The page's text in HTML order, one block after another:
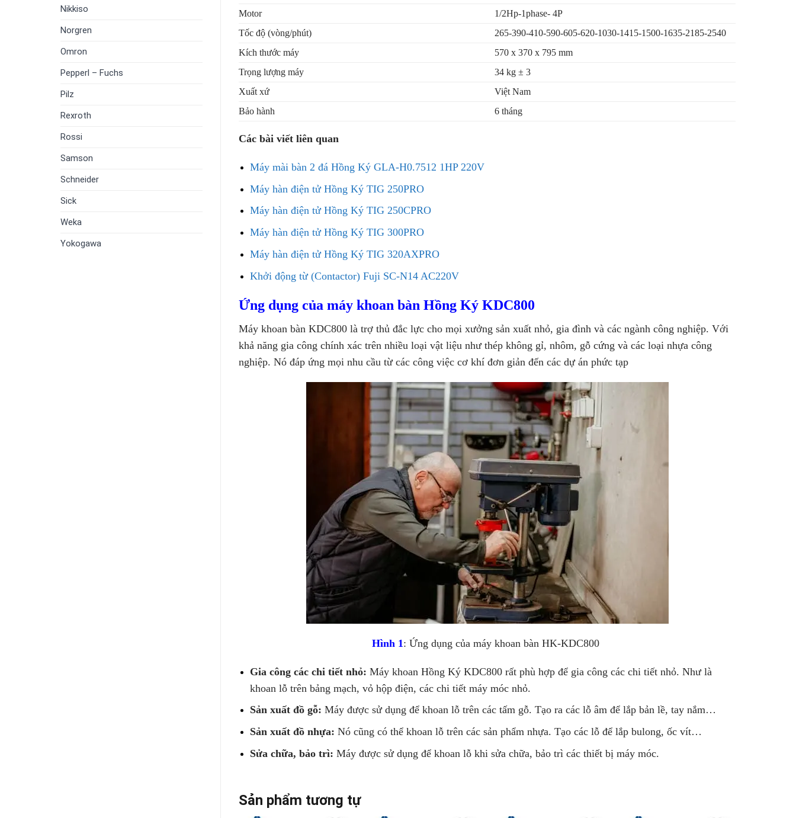
Nikkiso
Norgren
Omron
Pepperl – Fuchs
Pilz
Rexroth
Rossi
Samson
Schneider
Sick
Weka
Yokogawa
Motor
1/2Hp-1phase- 4P
Tốc độ (vòng/phút)
265-390-410-590-605-620-1030-1415-1500-1635-2185-2540
Kích thước máy
570 x 370 x 795 mm
Trọng lượng máy
34 kg ± 3
Xuất xứ
Việt Nam
Bảo hành
6 tháng
Các bài viết liên quan
Máy mài bàn 2 đá Hồng Ký GLA-H0.7512 1HP 220V
Máy hàn điện tử Hồng Ký TIG 250PRO
Máy hàn điện tử Hồng Ký TIG 250CPRO
Máy hàn điện tử Hồng Ký TIG 300PRO
Máy hàn điện tử Hồng Ký TIG 320AXPRO
Khởi động từ (Contactor) Fuji SC-N14 AC220V
Ứng dụng của máy khoan bàn Hồng Ký KDC800
Máy khoan bàn KDC800 là trợ thủ đắc lực cho mọi xưởng sản xuất nhỏ, gia đình và các ngành công nghiệp. Với
khả năng gia công chính xác trên nhiều loại vật liệu như thép không gỉ, nhôm, gỗ cứng và các loại nhựa công
nghiệp. Nó đáp ứng mọi nhu cầu từ các công việc cơ khí đơn giản đến các dự án phức tạp
Hình 1: Ứng dụng của máy khoan bàn HK-KDC800
Gia công các chi tiết nhỏ: Máy khoan Hồng Ký KDC800 rất phù hợp để gia công các chi tiết nhỏ. Như là
khoan lỗ trên bảng mạch, vỏ hộp điện, các chi tiết máy móc nhỏ.
Sản xuất đồ gỗ: Máy được sử dụng để khoan lỗ trên các tấm gỗ. Tạo ra các lỗ âm để lắp bản lề, tay nắm…
Sản xuất đồ nhựa: Nó cũng có thể khoan lỗ trên các sản phẩm nhựa. Tạo các lỗ để lắp bulong, ốc vít…
Sửa chữa, bảo trì: Máy được sử dụng để khoan lỗ khi sửa chữa, bảo trì các thiết bị máy móc.
Sản phẩm tương tự